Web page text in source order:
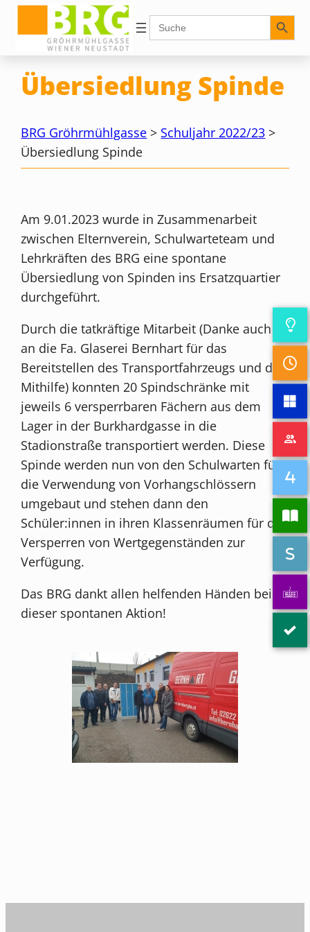
Inhalt
springen
Search
for:
Search Button
Übersiedlung Spinde
BRG Gröhrmühlgasse > Schuljahr 2022/23 >
Übersiedlung Spinde
Am 9.01.2023 wurde in Zusammenarbeit
zwischen Elternverein, Schulwarteteam und
Lehrkräften des BRG eine spontane
Übersiedlung von Spinden ins Ersatzquartier
durchgeführt.
Durch die tatkräftige Mitarbeit (Danke auch
an die Fa. Glaserei Bernhart für das
Bereitstellen des Transportfahrzeugs und die
Mithilfe) konnten 20 Spindschränke mit
jeweils 6 versperrbaren Fächern aus dem
Lager in der Burkhardgasse in die
Stadionstraße transportiert werden. Diese
Spinde werden nun von den Schulwarten für
die Verwendung von Vorhangschlössern
umgebaut und stehen dann den
Schüler:innen in ihren Klassenräumen für das
Versperren von Wertgegenständen zur
Verfügung.
Das BRG dankt allen helfenden Händen bei
dieser spontanen Aktion!